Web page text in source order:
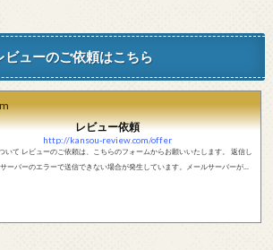
ビューのご依頼はこちら
レビュー依頼
http://kansou-review.com/offer
お願いいたします。 返信し
ーバーのエラーで送信できない場合が発生しています。メールサーバーが正